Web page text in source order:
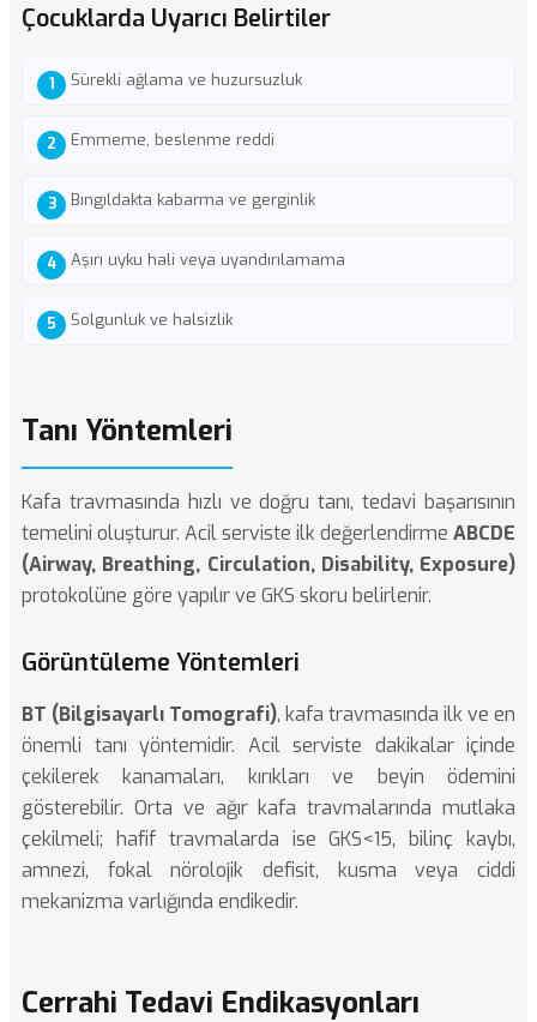
Çocuklarda Uyarıcı Belirtiler
Sürekli ağlama ve huzursuzluk
Emmeme, beslenme reddi
Bıngıldakta kabarma ve gerginlik
Aşırı uyku hali veya uyandırılamama
Solgunluk ve halsizlik
Tanı Yöntemleri
Kafa travmasında hızlı ve doğru tanı, tedavi başarısının
temelini oluşturur. Acil serviste ilk değerlendirme ABCDE
(Airway, Breathing, Circulation, Disability, Exposure)
protokolüne göre yapılır ve GKS skoru belirlenir.
Görüntüleme Yöntemleri
BT (Bilgisayarlı Tomografi), kafa travmasında ilk ve en
önemli tanı yöntemidir. Acil serviste dakikalar içinde
çekilerek kanamaları, kırıkları ve beyin ödemini
gösterebilir. Orta ve ağır kafa travmalarında mutlaka
çekilmeli; hafif travmalarda ise GKS<15, bilinç kaybı,
amnezi, fokal nörolojik defisit, kusma veya ciddi
mekanizma varlığında endikedir.
Cerrahi Tedavi Endikasyonları